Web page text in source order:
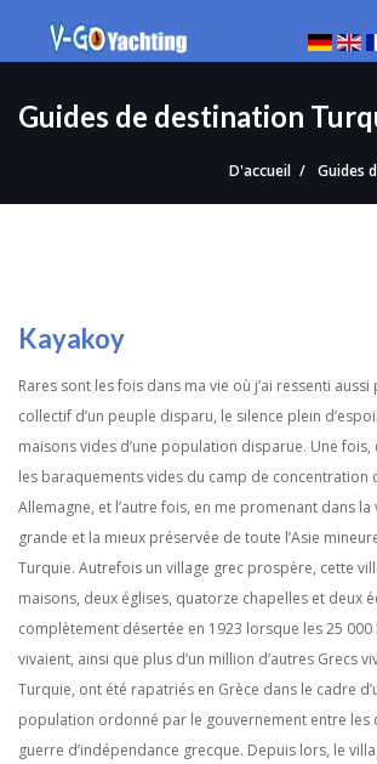
Guides de destination
D'accueil Guides
Kayakoy
Rares sont les fois dans ma vie où j’ai ressenti
collectif d’un peuple disparu, le silence plein
maisons vides d’une population disparue. Une fois,
les baraquements vides du camp de concentration
Allemagne, et l’autre fois, en me promenant dans
grande et la mieux préservée de toute l’Asie
Turquie. Autrefois un village grec prospère, cette
maisons, deux églises, quatorze chapelles et deux
complètement désertée en 1923 lorsque les 25
vivaient, ainsi que plus d’un million d’autres Grecs
Turquie, ont été rapatriés en Grèce dans le cadre
population ordonné par le gouvernement entre les
guerre d’indépendance grecque. Depuis lors, le